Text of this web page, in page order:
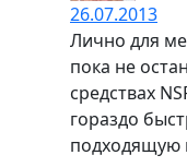
26.07.2013
Лично для
пока не
средствах
гораздо
подходящую